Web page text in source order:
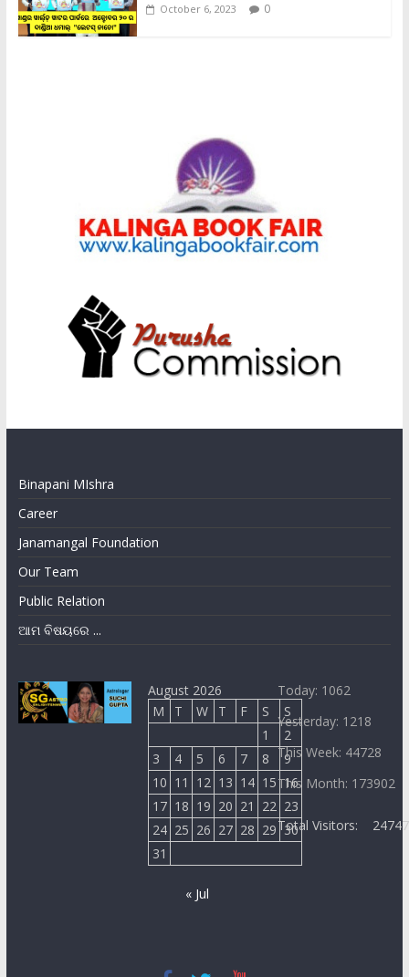
October 6, 2023 0
Binapani MIshra
Career
Janamangal Foundation
Our Team
Public Relation
ଆମ ବିଷୟରେ ...
August 2026
M
T W T F S
S
1
2
3
4 5 6 7 8
9
10 11 12 13 14 15 16
17 18 19 20 21 22 23
24 25 26 27 28 29 30
31
« Jul
Today: 1062
Yesterday: 1218
This Week: 44728
This Month: 173902
Total Visitors: